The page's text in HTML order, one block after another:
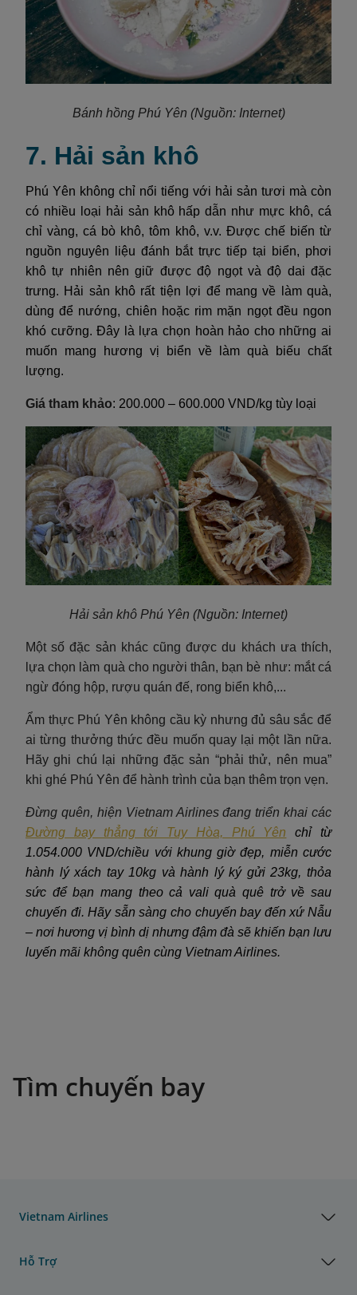
Bánh hồng Phú Yên (Nguồn: Internet)
7. Hải sản khô
Phú Yên không chỉ nổi tiếng với hải sản tươi mà còn
có nhiều loại hải sản khô hấp dẫn như mực khô, cá
chỉ vàng, cá bò khô, tôm khô, v.v. Được chế biến từ
nguồn nguyên liệu đánh bắt trực tiếp tại biển, phơi
khô tự nhiên nên giữ được độ ngọt và độ dai đặc
trưng. Hải sản khô rất tiện lợi để mang về làm quà,
dùng để nướng, chiên hoặc rim mặn ngọt đều ngon
khó cưỡng. Đây là lựa chọn hoàn hảo cho những ai
muốn mang hương vị biển về làm quà biếu chất
lượng.
Giá tham khảo: 200.000 – 600.000 VND/kg tùy loại
Hải sản khô Phú Yên (Nguồn: Internet)
Một số đặc sản khác cũng được du khách ưa thích,
lựa chọn làm quà cho người thân, bạn bè như: mắt cá
ngừ đóng hộp, rượu quán đế, rong biển khô,...
Ẩm thực Phú Yên không cầu kỳ nhưng đủ sâu sắc để
ai từng thưởng thức đều muốn quay lại một lần nữa.
Hãy ghi chú lại những đặc sản “phải thử, nên mua”
khi ghé Phú Yên để hành trình của bạn thêm trọn vẹn.
Đừng quên, hiện Vietnam Airlines đang triển khai các
Đường bay thẳng tới Tuy Hòa, Phú Yên chỉ từ
1.054.000 VND/chiều với khung giờ đẹp, miễn cước
hành lý xách tay 10kg và hành lý ký gửi 23kg, thỏa
sức để bạn mang theo cả vali quà quê trở về sau
chuyến đi. Hãy sẵn sàng cho chuyến bay đến xứ Nẫu
– nơi hương vị bình dị nhưng đậm đà sẽ khiến bạn lưu
luyến mãi không quên cùng Vietnam Airlines.
Tìm chuyến bay
Vietnam Airlines
Hỗ Trợ